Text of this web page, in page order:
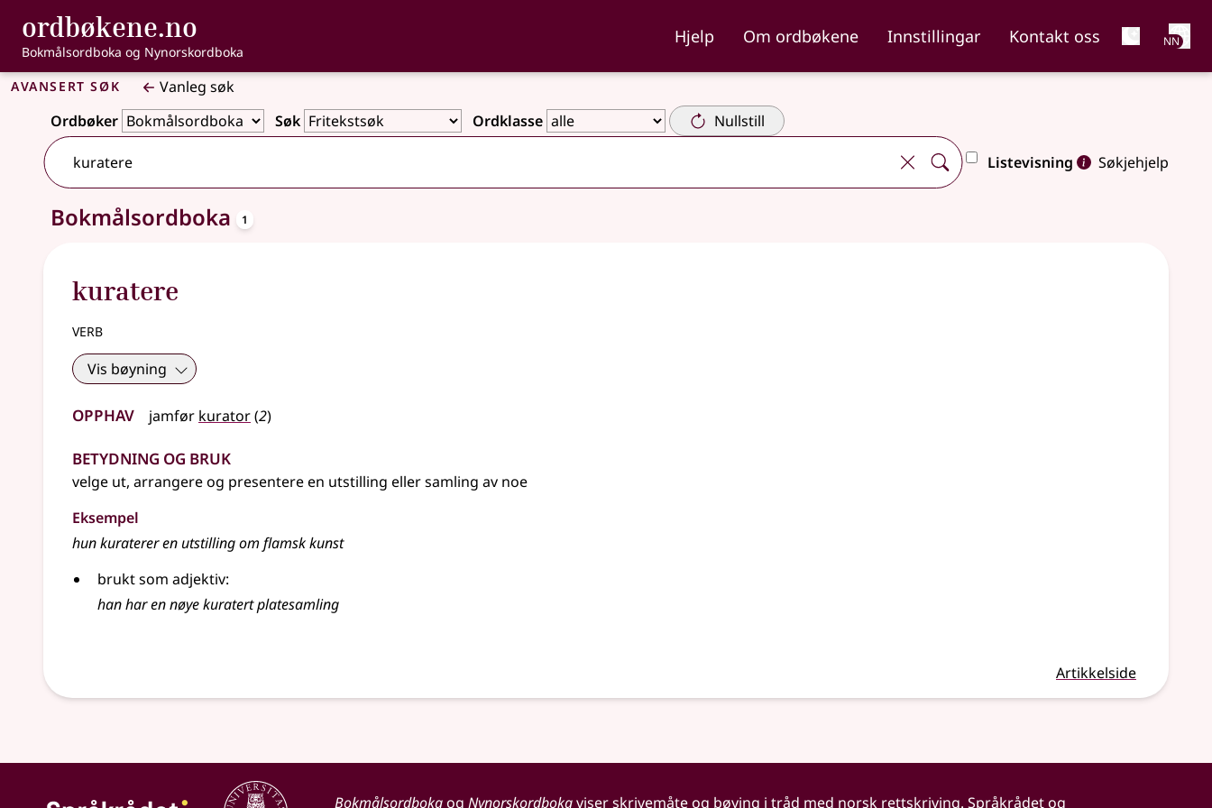
Gå til hovudinnhald
Tilgjenge
ordbøkene.no , Bokmålsordboka og Nynorskordboka
Bokmålsordboka og Nynorskordboka
Hjelp Om ordbøkene Innstillingar Kontakt oss NN
Avansert søk
Vanleg søk
Ordbøker
Søk Ordklasse Nullstill
Listevisning Søkjehjelp
Eitt treff
Bokmålsordboka 1
kuratere
verb
Vis bøyning
Opphav jamfør kurator(2)
Betydning og bruk
velge ut, arrangere og presentere en utstilling eller samling av noe
Eksempel
hun kuraterer en utstilling om flamsk kunst
brukt som adjektiv:
han har en nøye kuratert platesamling
Artikkelside
Bokmålsordbokaog Nynorskordbokaviser skrivemåte og bøying i tråd med norsk rettskriving. Språkrådet og